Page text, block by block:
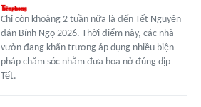
Chỉ còn khoảng 2 tuần nữa là đến Tết Nguyên
đán Bính Ngọ 2026. Thời điểm này, các nhà
vườn đang khẩn trương áp dụng nhiều biện
pháp chăm sóc nhằm đưa hoa nở đúng dịp
Tết.